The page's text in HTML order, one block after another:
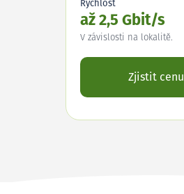
Rychlost
až 2,5 Gbit/s
V závislosti na lokalitě.
Zjistit cenu